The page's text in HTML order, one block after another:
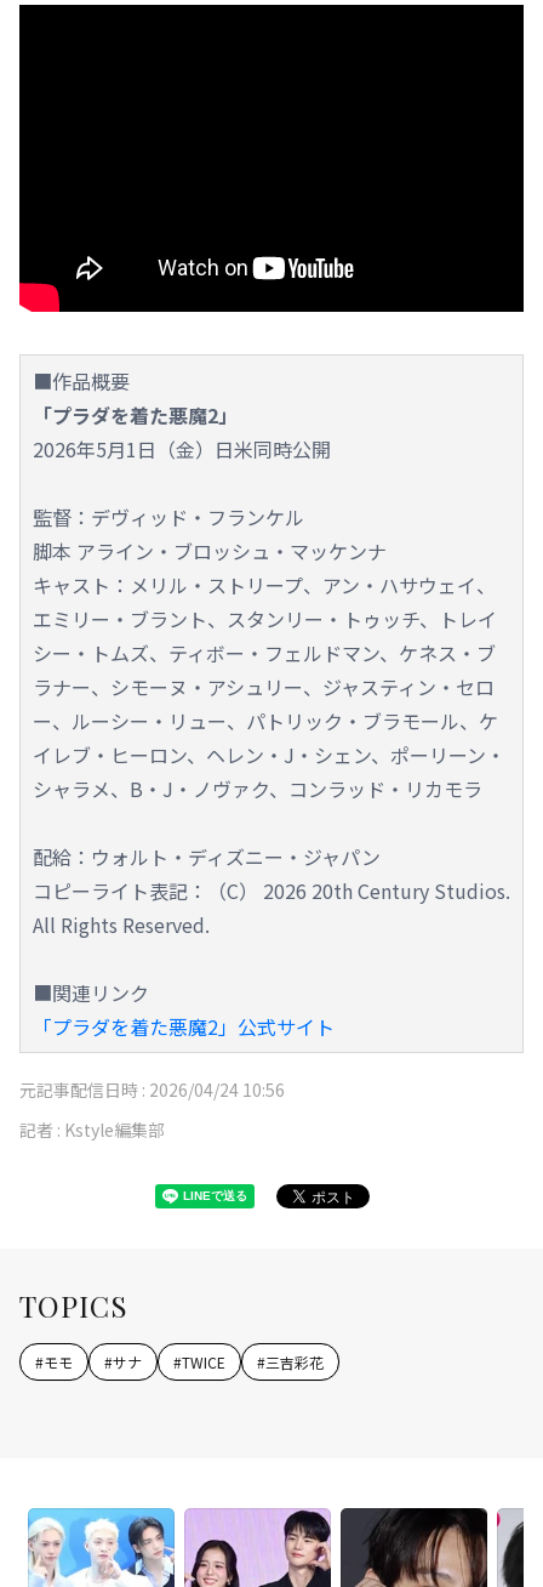
■作品概要
「プラダを着た悪魔2」
2026年5月1日（金）日米同時公開
監督：デヴィッド・フランケル
脚本 アライン・ブロッシュ・マッケンナ
キャスト：メリル・ストリープ、アン・ハサウェイ、
エミリー・ブラント、スタンリー・トゥッチ、トレイ
シー・トムズ、ティボー・フェルドマン、ケネス・ブ
ラナー、シモーヌ・アシュリー、ジャスティン・セロ
ー、ルーシー・リュー、パトリック・ブラモール、ケ
イレブ・ヒーロン、ヘレン・J・シェン、ポーリーン・
シャラメ、B・J・ノヴァク、コンラッド・リカモラ
配給：ウォルト・ディズニー・ジャパン
コピーライト表記：（C） 2026 20th Century Studios.
All Rights Reserved.
■関連リンク
「プラダを着た悪魔2」公式サイト
元記事配信日時 : 2026/04/24 10:56
記者 : Kstyle編集部
TOPICS
#モモ #サナ #TWICE #三吉彩花